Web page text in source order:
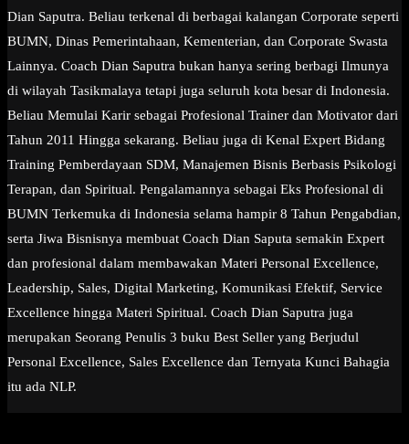
Dian Saputra. Beliau terkenal di berbagai kalangan Corporate seperti
BUMN, Dinas Pemerintahaan, Kementerian, dan Corporate Swasta
Lainnya. Coach Dian Saputra bukan hanya sering berbagi Ilmunya
di wilayah Tasikmalaya tetapi juga seluruh kota besar di Indonesia.
Beliau Memulai Karir sebagai Profesional Trainer dan Motivator dari
Tahun 2011 Hingga sekarang. Beliau juga di Kenal Expert Bidang
Training Pemberdayaan SDM, Manajemen Bisnis Berbasis Psikologi
Terapan, dan Spiritual. Pengalamannya sebagai Eks Profesional di
BUMN Terkemuka di Indonesia selama hampir 8 Tahun Pengabdian,
serta Jiwa Bisnisnya membuat Coach Dian Saputa semakin Expert
dan profesional dalam membawakan Materi Personal Excellence,
Leadership, Sales, Digital Marketing, Komunikasi Efektif, Service
Excellence hingga Materi Spiritual. Coach Dian Saputra juga
merupakan Seorang Penulis 3 buku Best Seller yang Berjudul
Personal Excellence, Sales Excellence dan Ternyata Kunci Bahagia
itu ada NLP.